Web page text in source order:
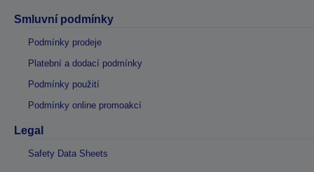
Smluvní podmínky
Podmínky prodeje
Platební a dodací podmínky
Podmínky použití
Podmínky online promoakcí
Legal
Safety Data Sheets